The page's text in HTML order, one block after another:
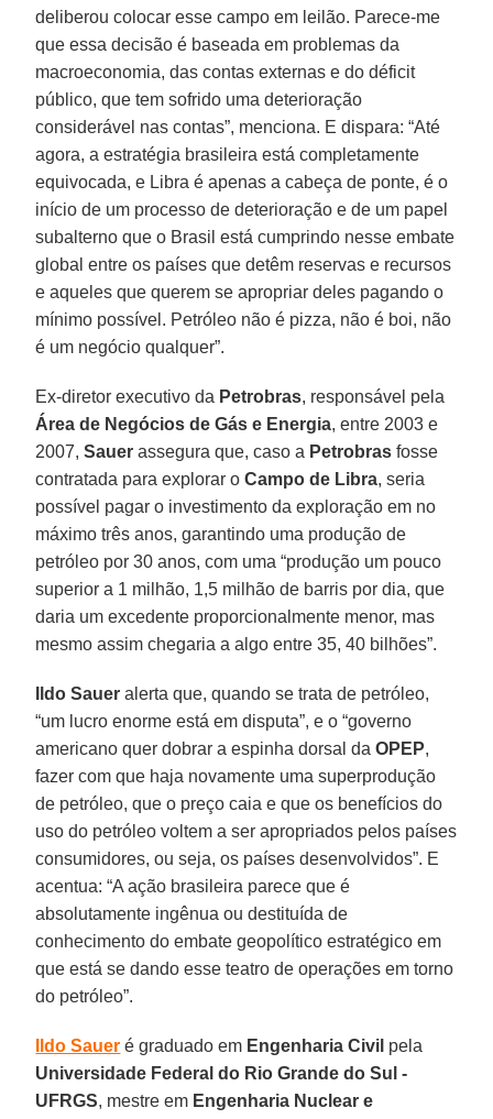
deliberou colocar esse campo em leilão. Parece-me
que essa decisão é baseada em problemas da
macroeconomia, das contas externas e do déficit
público, que tem sofrido uma deterioração
considerável nas contas”, menciona. E dispara: “Até
agora, a estratégia brasileira está completamente
equivocada, e Libra é apenas a cabeça de ponte, é o
início de um processo de deterioração e de um papel
subalterno que o Brasil está cumprindo nesse embate
global entre os países que detêm reservas e recursos
e aqueles que querem se apropriar deles pagando o
mínimo possível. Petróleo não é pizza, não é boi, não
é um negócio qualquer”.
Ex-diretor executivo da Petrobras, responsável pela
Área de Negócios de Gás e Energia, entre 2003 e
2007,Sauer assegura que, caso a Petrobras fosse
contratada para explorar oCampo de Libra, seria
possível pagar o investimento da exploração em no
máximo três anos, garantindo uma produção de
petróleo por 30 anos, com uma “produção um pouco
superior a 1 milhão, 1,5 milhão de barris por dia, que
daria um excedente proporcionalmente menor, mas
mesmo assim chegaria a algo entre 35, 40 bilhões”.
Ildo Sauer alerta que, quando se trata de petróleo,
“um lucro enorme está em disputa”, e o “governo
americano quer dobrar a espinha dorsal daOPEP,
fazer com que haja novamente uma superprodução
de petróleo, que o preço caia e que os benefícios do
uso do petróleo voltem a ser apropriados pelos países
consumidores, ou seja, os países desenvolvidos”. E
acentua: “A ação brasileira parece que é
absolutamente ingênua ou destituída de
conhecimento do embate geopolítico estratégico em
que está se dando esse teatro de operações em torno
do petróleo”.
Ildo Sauer é graduado em Engenharia Civil pela
Universidade Federal do Rio Grande do Sul -
UFRGS, mestre em Engenharia Nuclear e